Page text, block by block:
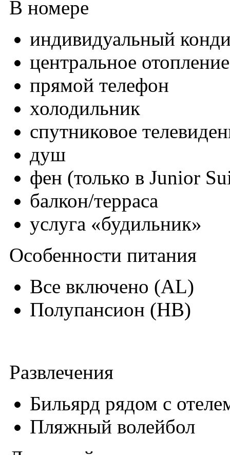
В номере
индивидуальный
центральное отопление
прямой телефон
холодильник
спутниковое
душ
фен (только в Junior
балкон/терраса
услуга «будильник»
Особенности питания
Все включено (AL)
Полупансион (HB)
Развлечения
Бильярд рядом с
Пляжный волейбол